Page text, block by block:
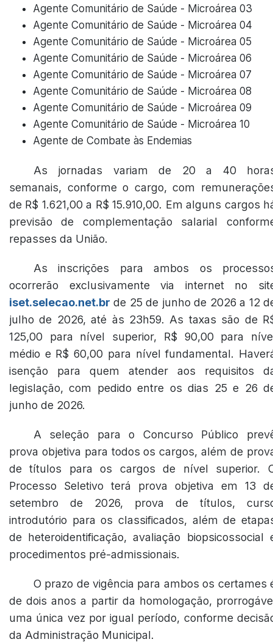
Agente Comunitário de Saúde - Microárea 03
Agente Comunitário de Saúde - Microárea 04
Agente Comunitário de Saúde - Microárea 05
Agente Comunitário de Saúde - Microárea 06
Agente Comunitário de Saúde - Microárea 07
Agente Comunitário de Saúde - Microárea 08
Agente Comunitário de Saúde - Microárea 09
Agente Comunitário de Saúde - Microárea 10
Agente de Combate às Endemias
As jornadas variam de 20 a 40
semanais, conforme o cargo, com
de R$ 1.621,00 a R$ 15.910,00. Em alguns cargos
previsão de complementação salarial
repasses da União.
As inscrições para ambos os
ocorrerão exclusivamente via internet no
iset.selecao.net.br de 25 de junho de 2026 a 12
julho de 2026, até às 23h59. As taxas são de
125,00 para nível superior, R$ 90,00 para
médio e R$ 60,00 para nível fundamental.
isenção para quem atender aos requisitos
legislação, com pedido entre os dias 25 e 26
junho de 2026.
A seleção para o Concurso Público
prova objetiva para todos os cargos, além de
de títulos para os cargos de nível superior.
Processo Seletivo terá prova objetiva em 13
setembro de 2026, prova de títulos,
introdutório para os classificados, além de
de heteroidentificação, avaliação biopsicossocial
procedimentos pré-admissionais.
O prazo de vigência para ambos os certames
de dois anos a partir da homologação,
uma única vez por igual período, conforme
da Administração Municipal.